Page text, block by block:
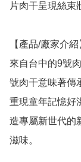
片肉干呈現絲束
【產品/廠家介紹
來自台中的9號
號肉干意味著傳
重現童年記憶好
造專屬新世代的
滋味。